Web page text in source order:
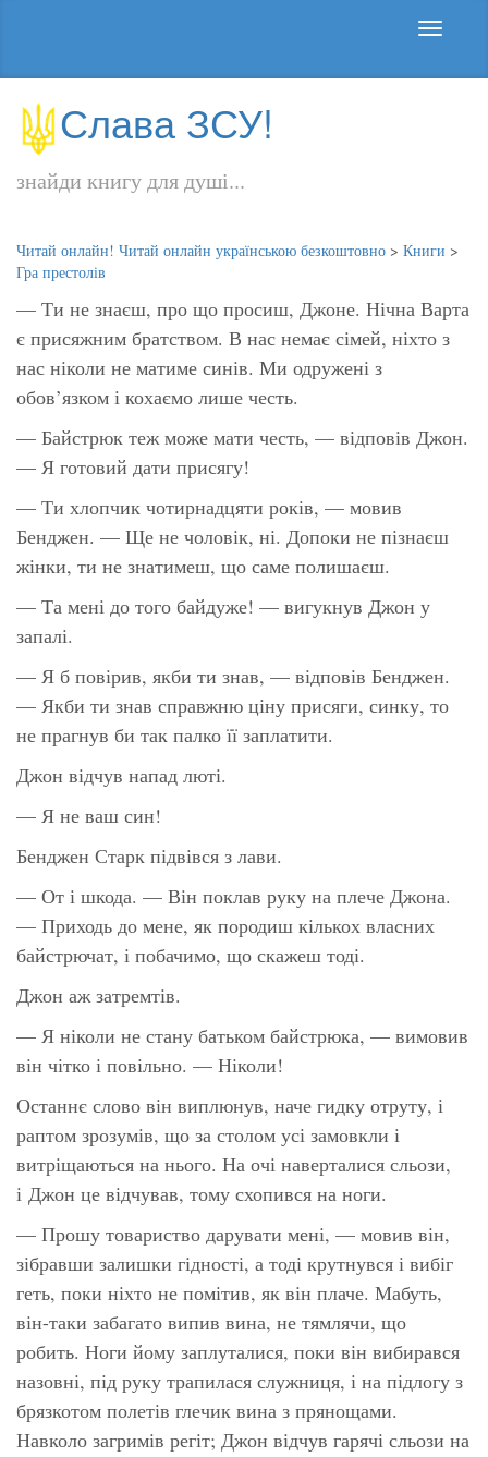
Слава ЗСУ!
знайди книгу для душі...
Читай онлайн! Читай онлайн українською безкоштовно > Книги >
Гра престолів
— Ти не знаєш, про що просиш, Джоне. Нічна Варта
є присяжним братством. В нас немає сімей, ніхто з
нас ніколи не матиме синів. Ми одружені з
обов’язком і кохаємо лише честь.
— Байстрюк теж може мати честь, — відповів Джон.
— Я готовий дати присягу!
— Ти хлопчик чотирнадцяти років, — мовив
Бенджен. — Ще не чоловік, ні. Допоки не пізнаєш
жінки, ти не знатимеш, що саме полишаєш.
— Та мені до того байдуже! — вигукнув Джон у
запалі.
— Я б повірив, якби ти знав, — відповів Бенджен.
— Якби ти знав справжню ціну присяги, синку, то
не прагнув би так палко її заплатити.
Джон відчув напад люті.
— Я не ваш син!
Бенджен Старк підвівся з лави.
— От і шкода. — Він поклав руку на плече Джона.
— Приходь до мене, як породиш кількох власних
байстрючат, і побачимо, що скажеш тоді.
Джон аж затремтів.
— Я ніколи не стану батьком байстрюка, — вимовив
він чітко і повільно. — Ніколи!
Останнє слово він виплюнув, наче гидку отруту, і
раптом зрозумів, що за столом усі замовкли і
витріщаються на нього. На очі наверталися сльози,
і Джон це відчував, тому схопився на ноги.
— Прошу товариство дарувати мені, — мовив він,
зібравши залишки гідності, а тоді крутнувся і вибіг
геть, поки ніхто не помітив, як він плаче. Мабуть,
він-таки забагато випив вина, не тямлячи, що
робить. Ноги йому заплуталися, поки він вибирався
назовні, під руку трапилася служниця, і на підлогу з
брязкотом полетів глечик вина з прянощами.
Навколо загримів регіт; Джон відчув гарячі сльози на